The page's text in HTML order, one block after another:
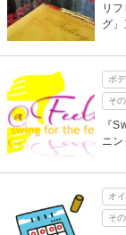
リ
グ
ボ
そ
『
ニ
オ
そ